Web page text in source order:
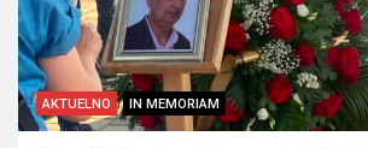
AKTUELNO IN MEMORIAM